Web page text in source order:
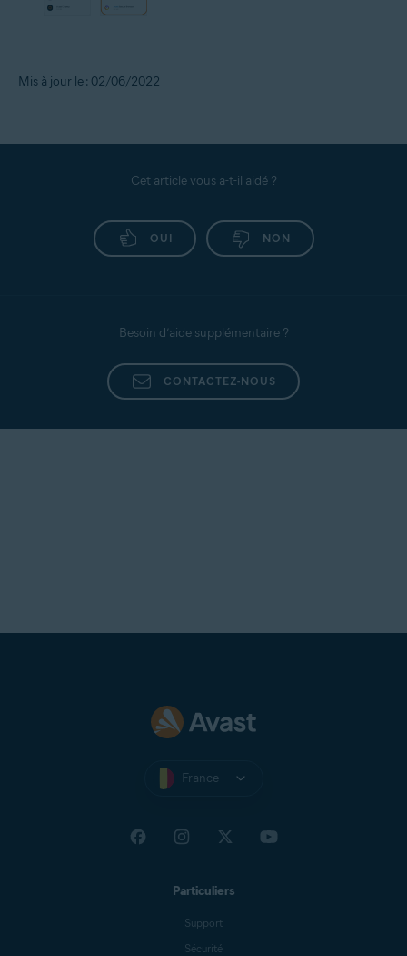
Mis à jour le : 02/06/2022
Cet article vous a-t-il aidé ?
OUI NON
Besoin d’aide supplémentaire ?
CONTACTEZ-NOUS
France
Particuliers
Support
Sécurité